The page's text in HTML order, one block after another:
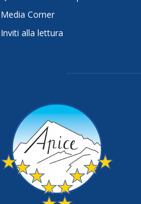
Media Corner
Inviti alla lettura